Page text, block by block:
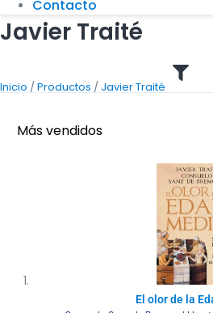
Contacto
Javier Traité
Inicio /Productos / Javier Traité
El olor de la